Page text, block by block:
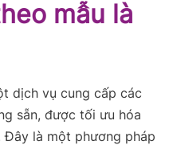
mẫu là
dịch vụ cung cấp các
sẵn, được tối ưu hóa
Đây là một phương pháp